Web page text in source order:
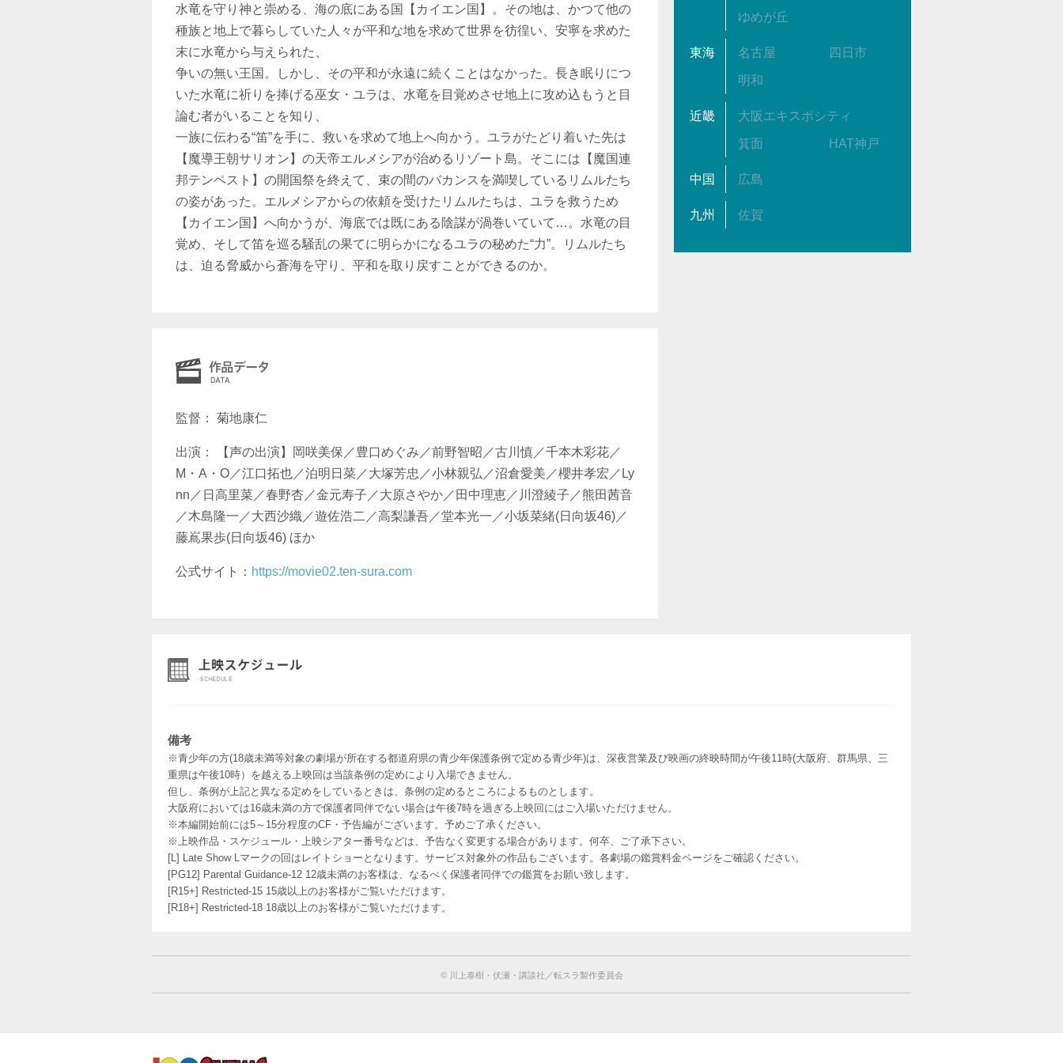
水竜を守り神と崇める、海の底にある国【カイエン国】。その地は、かつて他の
種族と地上で暮らしていた人々が平和な地を求めて世界を彷徨い、安寧を求めた
末に水竜から与えられた、
争いの無い王国。しかし、その平和が永遠に続くことはなかった。長き眠りにつ
いた水竜に祈りを捧げる巫女・ユラは、水竜を目覚めさせ地上に攻め込もうと目
論む者がいることを知り、
一族に伝わる“笛”を手に、救いを求めて地上へ向かう。ユラがたどり着いた先は
【魔導王朝サリオン】の天帝エルメシアが治めるリゾート島。そこには【魔国連
邦テンペスト】の開国祭を終えて、束の間のバカンスを満喫しているリムルたち
の姿があった。エルメシアからの依頼を受けたリムルたちは、ユラを救うため
【カイエン国】へ向かうが、海底では既にある陰謀が渦巻いていて…。水竜の目
覚め、そして笛を巡る騒乱の果てに明らかになるユラの秘めた“力”。リムルたち
は、迫る脅威から蒼海を守り、平和を取り戻すことができるのか。
監督： 菊地康仁
出演： 【声の出演】岡咲美保／豊口めぐみ／前野智昭／古川慎／千本木彩花／
M・A・O／江口拓也／泊明日菜／大塚芳忠／小林親弘／沼倉愛美／櫻井孝宏／Ly
nn／日高里菜／春野杏／金元寿子／大原さやか／田中理恵／川澄綾子／熊田茜音
／木島隆一／大西沙織／遊佐浩二／高梨謙吾／堂本光一／小坂菜緒(日向坂46)／
藤嶌果歩(日向坂46) ほか
公式サイト： https://movie02.ten-sura.com
ゆめが丘
東海 名古屋 四日市
明和
近畿 大阪エキスポシティ
箕面 HAT神戸
中国 広島
九州 佐賀
備考
※青少年の方(18歳未満等対象の劇場が所在する都道府県の青少年保護条例で定める青少年)は、深夜営業及び映画の終映時間が午後11時(大阪府、群馬県、三
重県は午後10時）を越える上映回は当該条例の定めにより入場できません。
但し、条例が上記と異なる定めをしているときは、条例の定めるところによるものとします。
大阪府においては16歳未満の方で保護者同伴でない場合は午後7時を過ぎる上映回にはご入場いただけません。
※本編開始前には5～15分程度のCF・予告編がございます。予めご了承ください。
※上映作品・スケジュール・上映シアター番号などは、予告なく変更する場合があります。何卒、ご了承下さい。
[L] Late Show Lマークの回はレイトショーとなります。サービス対象外の作品もございます。各劇場の鑑賞料金ページをご確認ください。
[PG12] Parental Guidance-12 12歳未満のお客様は、なるべく保護者同伴での鑑賞をお願い致します。
[R15+] Restricted-15 15歳以上のお客様がご覧いただけます。
[R18+] Restricted-18 18歳以上のお客様がご覧いただけます。
©︎ 川上泰樹・伏瀬・講談社／転スラ製作委員会